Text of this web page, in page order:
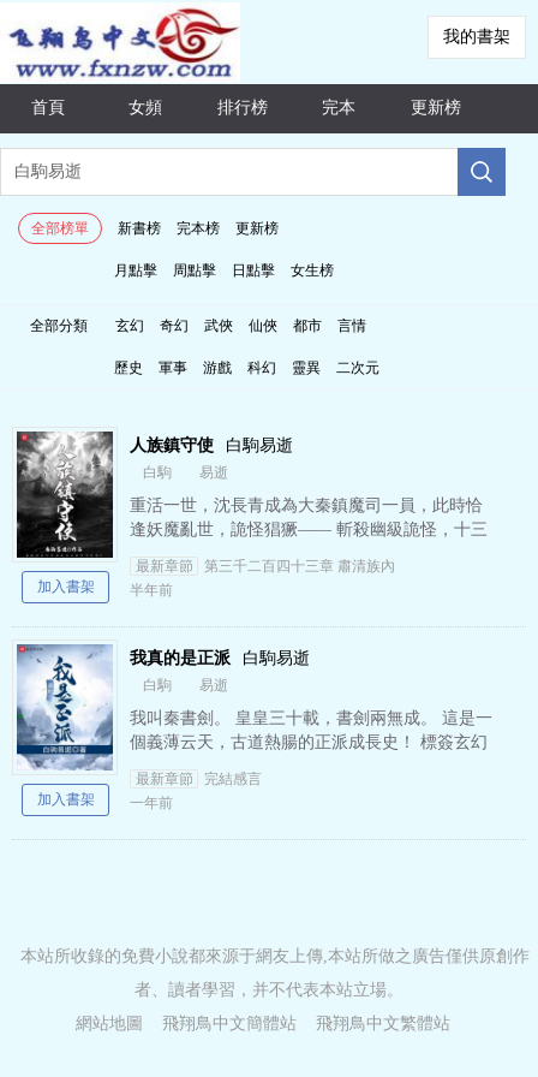
我的書架
首頁 女頻 排行榜 完本 更新榜
全部榜單 新書榜 完本榜 更新榜
月點擊 周點擊 日點擊 女生榜
全部分類 玄幻 奇幻 武俠 仙俠 都市 言情
歷史 軍事 游戲 科幻 靈異 二次元
人族鎮守使 白駒易逝
白駒 易逝
重活一世，沈長青成為大秦鎮魔司一員，此時恰
逢妖魔亂世，詭怪猖獗—— 斬殺幽級詭怪，十三
太保橫練功提升至圓滿！ 斬殺怨級詭怪，純陽功
提升至圓滿！ …
最新章節
第三千二百四十三章 肅清族內
半年前
加入書架
我真的是正派 白駒易逝
白駒 易逝
我叫秦書劍。 皇皇三十載，書劍兩無成。 這是一
個義薄云天，古道熱腸的正派成長史！ 標簽玄幻
玄幻頻道異世大陸我真的是正派白駒易逝飛翔鳥
中文
最新章節
完結感言
一年前
加入書架
本站所收錄的免費小說都來源于網友上傳,本站所做之廣告僅供原創作
者、讀者學習，并不代表本站立場。
網站地圖
飛翔鳥中文簡體站 飛翔鳥中文繁體站